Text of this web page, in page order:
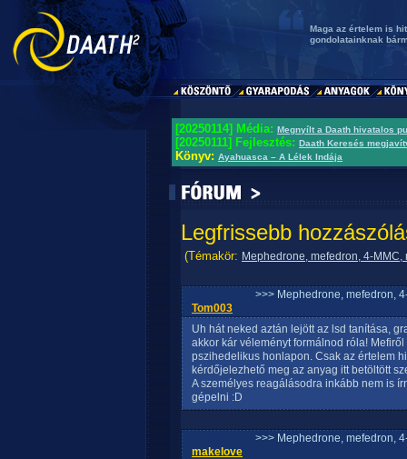
Maga az értelem is
gondolatainknak
[20250114] Média: Megnyílt a Daath hivatalos
[20250111] Fejlesztés: Daath Keresés
Könyv: Ayahuasca – A Lélek Indája
Legfrissebb
(Témakör: Mephedrone, mefedron, 4-
>>> Mephedrone, mefedron,
Tom003
Uh hát neked aztán lejött az lsd tanítása,
akkor kár véleményt formálnod róla!
pszihedelikus honlapon. Csak az értelem
kérdőjelezhető meg az anyag itt betöltött
A személyes reagálásodra inkább nem is
gépelni :D
>>> Mephedrone, mefedron,
makelove